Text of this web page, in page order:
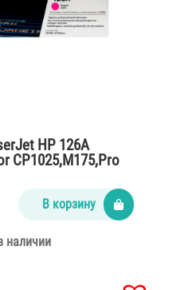
HP 126A
CP1025,M175,Pro
В корзину
наличии